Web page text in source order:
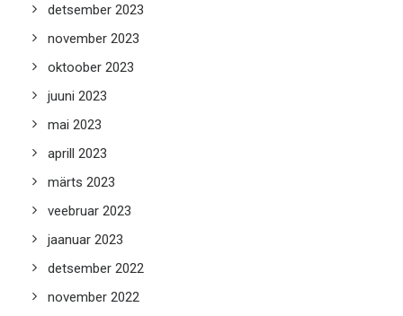
detsember 2023
november 2023
oktoober 2023
juuni 2023
mai 2023
aprill 2023
märts 2023
veebruar 2023
jaanuar 2023
detsember 2022
november 2022